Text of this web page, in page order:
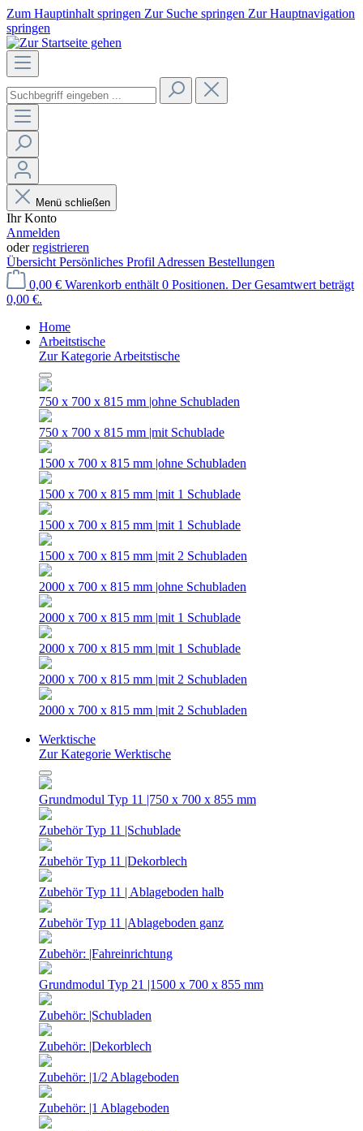
Zum Hauptinhalt springen Zur Suche springen Zur Hauptnavigation
springen
Menü schließen
Ihr Konto
Anmelden
oderregistrieren
Übersicht Persönliches Profil Adressen Bestellungen
0,00 € Warenkorb enthält 0 Positionen. Der Gesamtwert beträgt
0,00 €.
Home
Arbeitstische
Zur Kategorie Arbeitstische
750 x 700 x 815 mm |ohne Schubladen
750 x 700 x 815 mm |mit Schublade
1500 x 700 x 815 mm |ohne Schubladen
1500 x 700 x 815 mm |mit 1 Schublade
1500 x 700 x 815 mm |mit 1 Schublade
1500 x 700 x 815 mm |mit 2 Schubladen
2000 x 700 x 815 mm |ohne Schubladen
2000 x 700 x 815 mm |mit 1 Schublade
2000 x 700 x 815 mm |mit 1 Schublade
2000 x 700 x 815 mm |mit 2 Schubladen
2000 x 700 x 815 mm |mit 2 Schubladen
Werktische
Zur Kategorie Werktische
Grundmodul Typ 11 |750 x 700 x 855 mm
Zubehör Typ 11 |Schublade
Zubehör Typ 11 |Dekorblech
Zubehör Typ 11 | Ablageboden halb
Zubehör Typ 11 |Ablageboden ganz
Zubehör: |Fahreinrichtung
Grundmodul Typ 21 |1500 x 700 x 855 mm
Zubehör: |Schubladen
Zubehör: |Dekorblech
Zubehör: |1/2 Ablageboden
Zubehör: |1 Ablageboden